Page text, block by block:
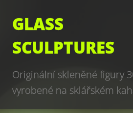
GLASS
SCULPTURES
Originální skleněné figury
vyrobené na sklářském
design, hand made, art